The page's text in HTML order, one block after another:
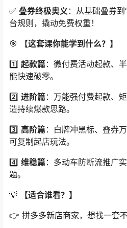
✅ 叠券终极奥义 ：从基础叠券
台规则，撬动免费权重！
🎯
【这套课你能学到什么？】
1️⃣ 起款篇：微付费活动起款、
能快速破零。
2️⃣ 进阶篇：万能强付费起款、
造持续爆款思路。
3️⃣ 高阶篇：白牌冲黑标、叠券
可复制起店玩法。
4️⃣ 维稳篇：多动车防断流推广
题。
💡
【适合谁看？】
👉 拼多多新店商家，想找一套